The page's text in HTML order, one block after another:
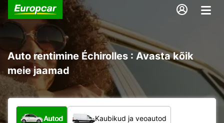
Auto rentimine Échirolles : Avasta kõik
meie jaamad
Mis tüüpi sõiduk?
Autod Kaubikud ja veoautod